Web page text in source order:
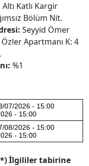
Katlı Kargir
Bölüm Nit.
Seyyid Ömer
Apartmanı K: 4
%1
07/2026 - 15:00
- 15:00
08/2026 - 15:00
- 15:00
İlgililer tabirine